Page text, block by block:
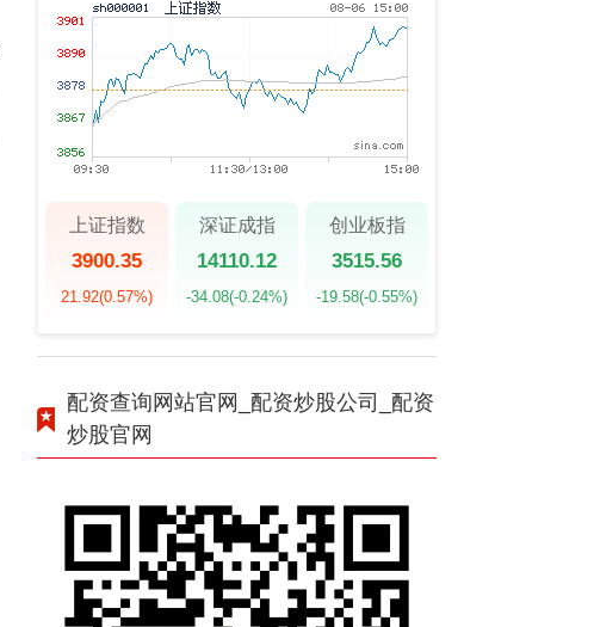
上证指数
3900.35
21.92(0.57%)
深证成指
14110.12
-34.08(-0.24%)
创业板指
3515.56
-19.58(-0.55%)
配资查询网站官网_配资炒股公司_配资
炒股官网